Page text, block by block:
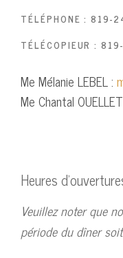
TÉLÉPHONE : 819-
TÉLÉCOPIEUR :
Me Mélanie LEBEL :
Me Chantal
Heures
Veuillez noter que
période du dîner